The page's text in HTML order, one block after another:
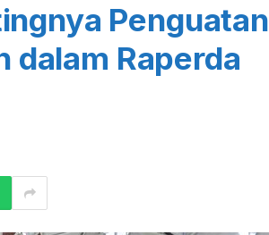
Penguatan
dalam Raperda